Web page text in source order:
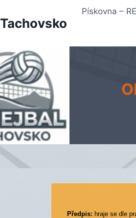
Pískovna –
Předpis: hraje se dle